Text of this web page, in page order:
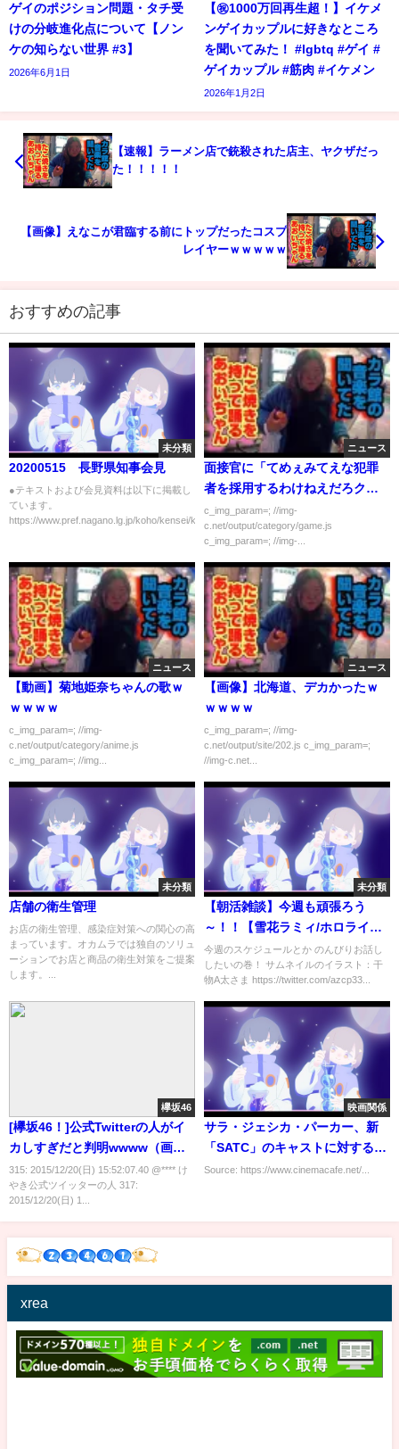
ゲイのポジション問題・タチ受
けの分岐進化点について【ノン
ケの知らない世界 #3】
2026年6月1日
【㊗️1000万回再生超！】イケメ
ンゲイカップルに好きなところ
を聞いてみた！ #lgbtq #ゲイ #
ゲイカップル #筋肉 #イケメン
2026年1月2日
【速報】ラーメン店で銃殺された店主、ヤクザだっ
た！！！！！
【画像】えなこが君臨する前にトップだったコスプ
レイヤーｗｗｗｗｗ
おすすめの記事
未分類
20200515 長野県知事会見
●テキストおよび会見資料は以下に掲載し
ています。
https://www.pref.nagano.lg.jp/koho/kensei/koh...
ニュース
面接官に「てめぇみてえな犯罪
者を採用するわけねえだろクズ
が！」って言われた
c_img_param=; //img-
c.net/output/category/game.js
c_img_param=; //img-...
ニュース
【動画】菊地姫奈ちゃんの歌ｗ
ｗｗｗｗ
c_img_param=; //img-
c.net/output/category/anime.js
c_img_param=; //img...
ニュース
【画像】北海道、デカかったｗ
ｗｗｗｗ
c_img_param=; //img-
c.net/output/site/202.js c_img_param=;
//img-c.net...
未分類
店舗の衛生管理
お店の衛生管理、感染症対策への関心の高
まっています。オカムラでは独自のソリュ
ーションでお店と商品の衛生対策をご提案
します。...
未分類
【朝活雑談】今週も頑張ろう
～！！【雪花ラミィ/ホロライ
ブ】
今週のスケジュールとか のんびりお話し
したいの巻！ サムネイルのイラスト：干
物A太さま https://twitter.com/azcp33...
欅坂46
[欅坂46！]公式Twitterの人がイ
カしすぎだと判明wwww（画像
あり）
315: 2015/12/20(日) 15:52:07.40 @**** け
やき公式ツイッターの人 317:
2015/12/20(日) 1...
映画関係
サラ・ジェシカ・パーカー、新
「SATC」のキャストに対する女
性蔑視的なコメントに苦言
Source: https://www.cinemacafe.net/...
xrea